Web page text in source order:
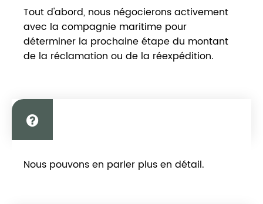
Comment résoudre les problèmes
d'expédition ?
Tout d'abord, nous négocierons activement
avec la compagnie maritime pour
déterminer la prochaine étape du montant
de la réclamation ou de la réexpédition.
de l'agence exclusive ?
Nous pouvons en parler plus en détail.